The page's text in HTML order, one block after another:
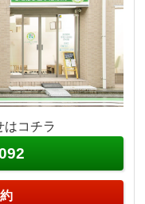
はコチラ